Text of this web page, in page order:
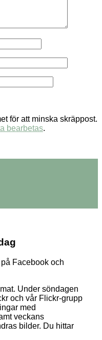
för att minska skräppost.
bearbetas.
Facebook och
Under söndagen
och vår Flickr-grupp
med
veckans
bilder. Du hittar